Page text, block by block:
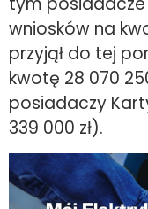
wniosków na
przyjął do tej
kwotę 28 070
posiadaczy
339 000 zł).